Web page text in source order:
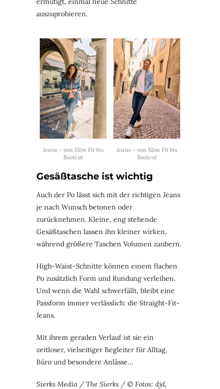
auszuprobieren.
Jeans – von Slim Fit bis
Bootcut
Jeans – von Slim Fit bis
Bootcut
Gesäßtasche ist wichtig
Auch der Po lässt sich mit der richtigen Jeans
je nach Wunsch betonen oder
zurücknehmen. Kleine, eng stehende
Gesäßtaschen lassen ihn kleiner wirken,
während größere Taschen Volumen zaubern.
High-Waist-Schnitte können einem flachen
Po zusätzlich Form und Rundung verleihen.
Und wenn die Wahl schwerfällt, bleibt eine
Passform immer verlässlich: die Straight-Fit-
Jeans.
Mit ihrem geraden Verlauf ist sie ein
zeitloser, vielseitiger Begleiter für Alltag,
Büro und besondere Anlässe…
Sierks Media / The Sierks / © Fotos: djd,